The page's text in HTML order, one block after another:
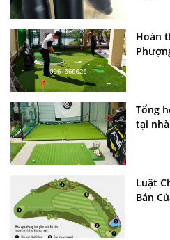
Hoàn
Tổng
tại
Luật
Bản